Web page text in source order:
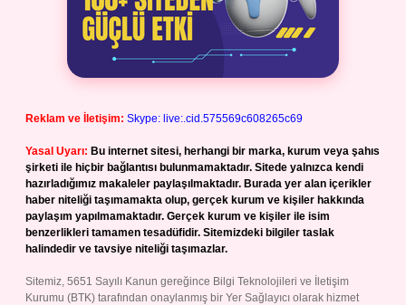
Reklam ve İletişim: Skype: live:.cid.575569c608265c69
Yasal Uyarı: Bu internet sitesi, herhangi bir marka, kurum veya şahıs
şirketi ile hiçbir bağlantısı bulunmamaktadır. Sitede yalnızca kendi
hazırladığımız makaleler paylaşılmaktadır. Burada yer alan içerikler
haber niteliği taşımamakta olup, gerçek kurum ve kişiler hakkında
paylaşım yapılmamaktadır. Gerçek kurum ve kişiler ile isim
benzerlikleri tamamen tesadüfidir. Sitemizdeki bilgiler taslak
halindedir ve tavsiye niteliği taşımazlar.
Sitemiz, 5651 Sayılı Kanun gereğince Bilgi Teknolojileri ve İletişim
Kurumu (BTK) tarafından onaylanmış bir Yer Sağlayıcı olarak hizmet